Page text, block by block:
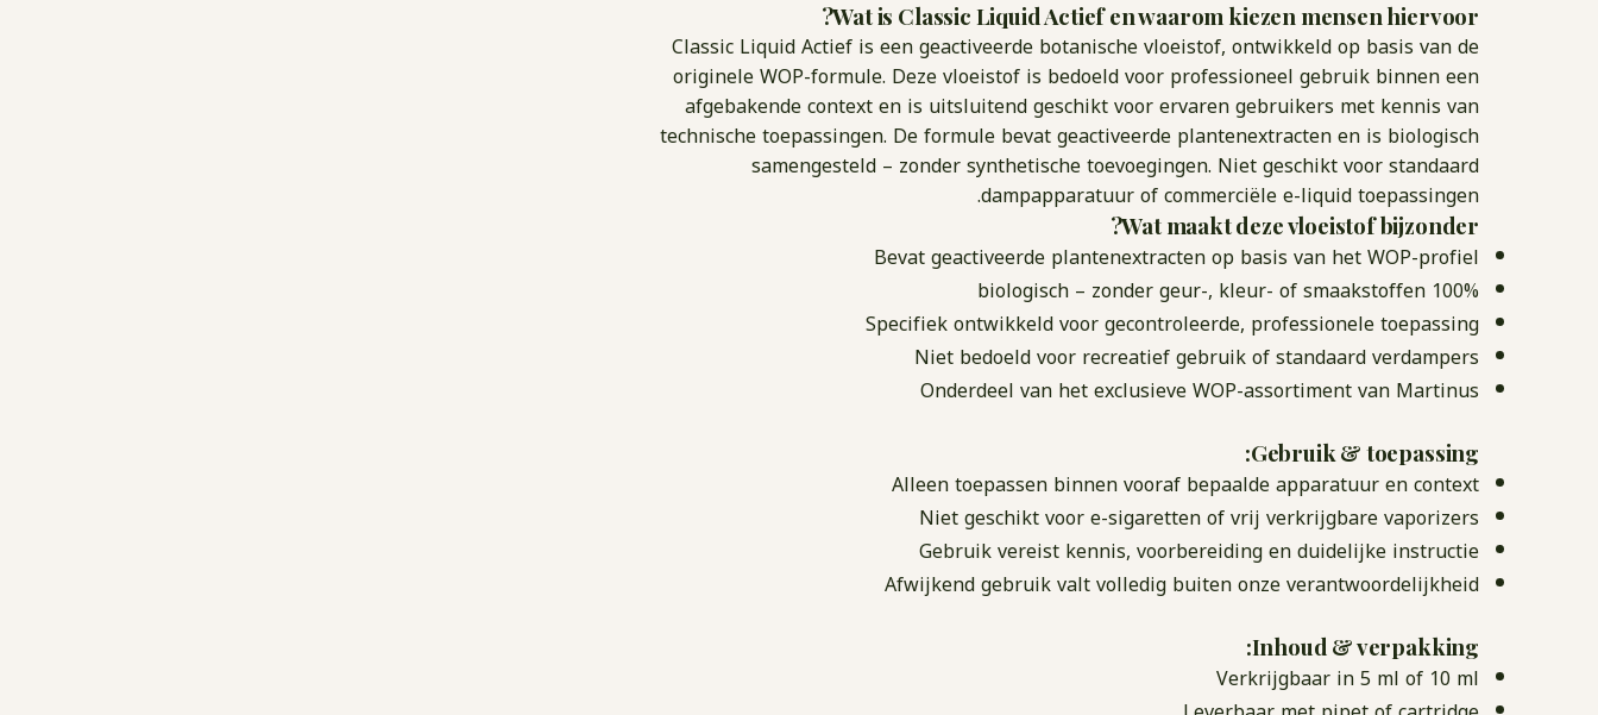
Wat is Classic Liquid Actief en waarom kiezen mensen hiervoor?
Classic Liquid Actief is een geactiveerde botanische vloeistof, ontwikkeld op basis van de
originele WOP-formule. Deze vloeistof is bedoeld voor professioneel gebruik binnen een
afgebakende context en is uitsluitend geschikt voor ervaren gebruikers met kennis van
technische toepassingen. De formule bevat geactiveerde plantenextracten en is biologisch
samengesteld – zonder synthetische toevoegingen. Niet geschikt voor standaard
dampapparatuur of commerciële e-liquid toepassingen.
Wat maakt deze vloeistof bijzonder?
Bevat geactiveerde plantenextracten op basis van het WOP-profiel
100% biologisch – zonder geur-, kleur- of smaakstoffen
Specifiek ontwikkeld voor gecontroleerde, professionele toepassing
Niet bedoeld voor recreatief gebruik of standaard verdampers
Onderdeel van het exclusieve WOP-assortiment van Martinus
Gebruik & toepassing:
Alleen toepassen binnen vooraf bepaalde apparatuur en context
Niet geschikt voor e-sigaretten of vrij verkrijgbare vaporizers
Gebruik vereist kennis, voorbereiding en duidelijke instructie
Afwijkend gebruik valt volledig buiten onze verantwoordelijkheid
Inhoud & verpakking:
Verkrijgbaar in 5 ml of 10 ml